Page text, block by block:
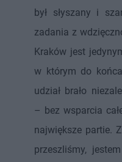
był słyszany i
zadania z
Kraków jest
w którym do
udział brało
– bez wsparcia
największe partie.
przeszliśmy,